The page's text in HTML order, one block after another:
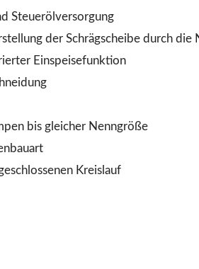
Steuerölversorgung
der Schrägscheibe durch die
Einspeisefunktion
bis gleicher Nenngröße
Kreislauf